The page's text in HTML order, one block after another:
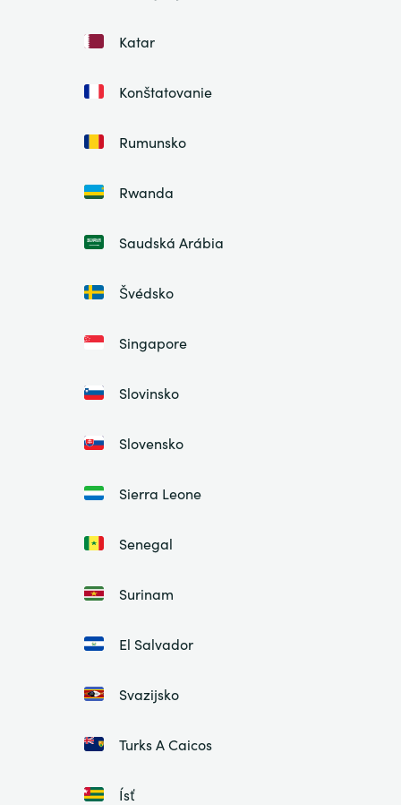
Katar
Konštatovanie
Rumunsko
Rwanda
Saudská Arábia
Švédsko
Singapore
Slovinsko
Slovensko
Sierra Leone
Senegal
Surinam
El Salvador
Svazijsko
Turks A Caicos
Ísť